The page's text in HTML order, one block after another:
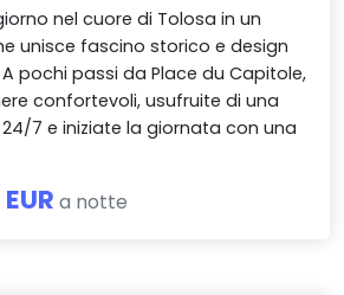
nel cuore di Tolosa in un
unisce fascino storico e design
pochi passi da Place du Capitole,
confortevoli, usufruite di una
7 e iniziate la giornata con una
a notte